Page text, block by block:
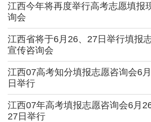
江西今年将再度举行高考志愿填报
询会
江西省将于6月26、27日举行填报
宣传咨询会
江西07高考知分填报志愿咨询会6
日举行
江西07年高考填报志愿咨询会6月
27日举行